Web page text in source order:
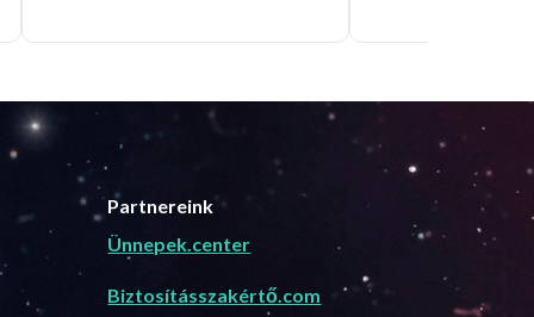
Partnereink
Ünnepek.center
Biztosításszakértő.com